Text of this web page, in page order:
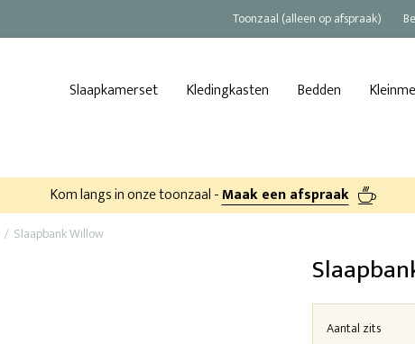
Toonzaal (alleen op afspraak)
Slaapkamerset Kledingkasten Bedden
Kom langs in onze toonzaal -Maak een afspraak
Slaapbank Willow
Aantal zits